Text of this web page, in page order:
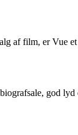
af film, er Vue
god